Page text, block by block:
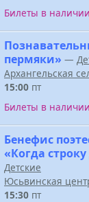
Билеты в
пермяки» —
Архангельская
15:00 пт
Билеты в
Бенефис
«Когда
Детские
Юсьвинская
15:30 пт